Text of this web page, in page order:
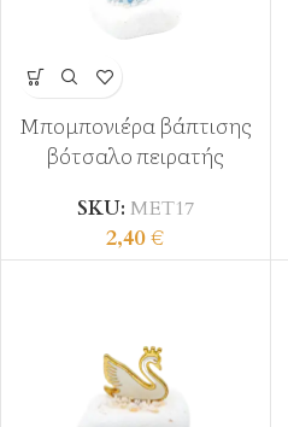
Μπομπονιέρα βάπτισης
βότσαλο πειρατής
SKU: ΜΕΤ17
2,40€